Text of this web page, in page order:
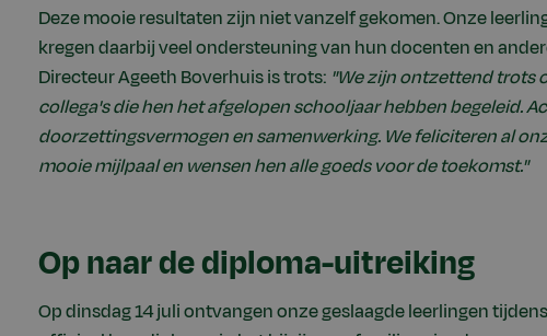
Deze mooie resultaten zijn niet vanzelf gekomen. Onze
kregen daarbij veel ondersteuning van hun docenten en
Directeur Ageeth Boverhuis is trots: "We zijn ontzettend trots
collega's die hen het afgelopen schooljaar hebben begeleid.
doorzettingsvermogen en samenwerking. We feliciteren al
mooie mijlpaal en wensen hen alle goeds voor de toekomst."
Op naar de diploma-uitreiking
Op dinsdag 14 juli ontvangen onze geslaagde leerlingen